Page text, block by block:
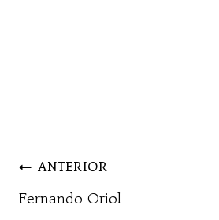
NAVEGACIÓN
DE
ANTERIOR
Fernando Oriol